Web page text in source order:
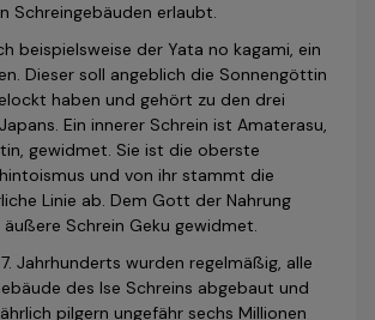
Schreingebäuden erlaubt.
beispielsweise der Yata no kagami, ein
Dieser soll angeblich die Sonnengöttin
haben und gehört zu den drei
Ein innerer Schrein ist Amaterasu,
gewidmet. Sie ist die oberste
und von ihr stammt die
Linie ab. Dem Gott der Nahrung
äußere Schrein Geku gewidmet.
Jahr­hunderts wurden regelmäßig, alle
des Ise Schreins abgebaut und
pilgern ungefähr sechs Millionen